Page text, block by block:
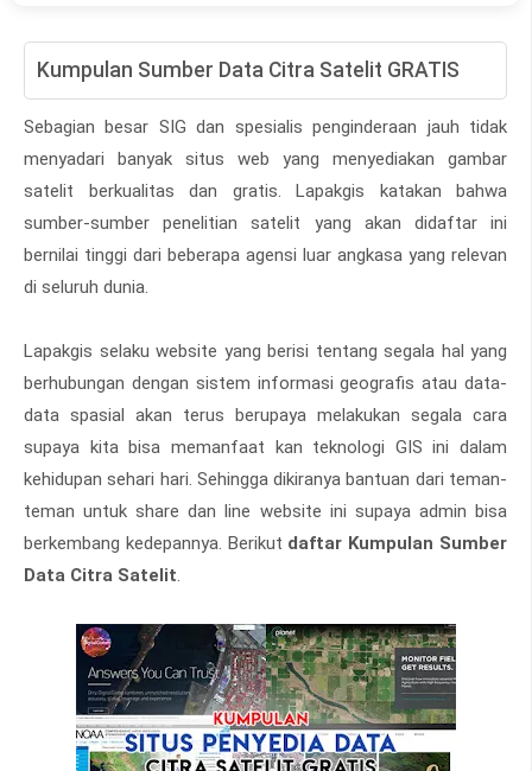
Kumpulan Sumber Data Citra Satelit GRATIS
Sebagian besar SIG dan spesialis penginderaan jauh tidak
menyadari banyak situs web yang menyediakan gambar
satelit berkualitas dan gratis. Lapakgis katakan bahwa
sumber-sumber penelitian satelit yang akan didaftar ini
bernilai tinggi dari beberapa agensi luar angkasa yang relevan
di seluruh dunia.
Lapakgis selaku website yang berisi tentang segala hal yang
berhubungan dengan sistem informasi geografis atau data-
data spasial akan terus berupaya melakukan segala cara
supaya kita bisa memanfaat kan teknologi GIS ini dalam
kehidupan sehari hari. Sehingga dikiranya bantuan dari teman-
teman untuk share dan line website ini supaya admin bisa
berkembang kedepannya. Berikut daftar Kumpulan Sumber
Data Citra Satelit.